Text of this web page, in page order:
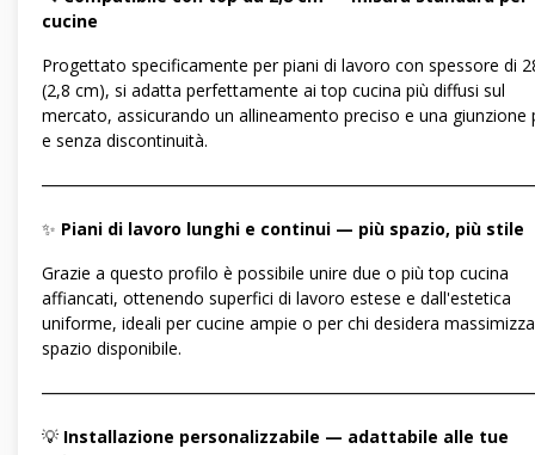
cucine
Progettato specificamente per piani di lavoro con spessore di
(2,8 cm), si adatta perfettamente ai top cucina più diffusi sul
mercato, assicurando un allineamento preciso e una giunzione
e senza discontinuità.
✨ Piani di lavoro lunghi e continui — più spazio, più stile
Grazie a questo profilo è possibile unire due o più top cucina
affiancati, ottenendo superfici di lavoro estese e dall'estetica
uniforme, ideali per cucine ampie o per chi desidera
spazio disponibile.
💡 Installazione personalizzabile — adattabile alle tue